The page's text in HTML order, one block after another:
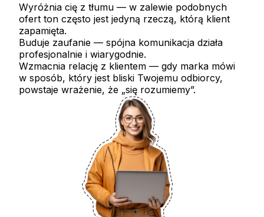
Wyróżnia cię z tłumu — w zalewie podobnych
ofert ton często jest jedyną rzeczą, którą klient
zapamięta.
Buduje zaufanie — spójna komunikacja działa
profesjonalnie i wiarygodnie.
Wzmacnia relację z klientem — gdy marka mówi
w sposób, który jest bliski Twojemu odbiorcy,
powstaje wrażenie, że „się rozumiemy”.